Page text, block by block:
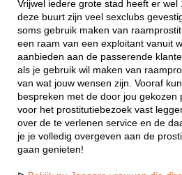
Vrijwel iedere grote stad heeft er wel
deze buurt zijn veel sexclubs
soms gebruik maken van
een raam van een exploitant vanuit
aanbieden aan de passerende
als je gebruik wil maken van
van wat jouw wensen zijn. Vooraf
bespreken met de door jou gekozen
voor het prostitutiebezoek vast
over de te verlenen service en de
je je volledig overgeven aan de
gaan genieten!